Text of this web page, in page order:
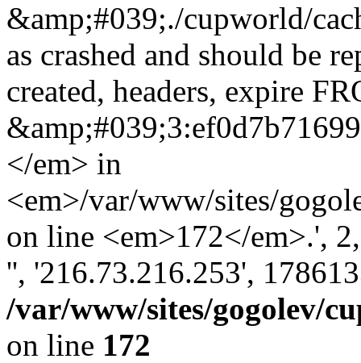
&amp;#039;./cupworld/
as crashed and should be
created, headers, expire
</em> in
<em>/var/www/sites/
on line <em>172</em>.',
'', '216.73.216.253',
/var/www/sites/gogolev/
on line 172